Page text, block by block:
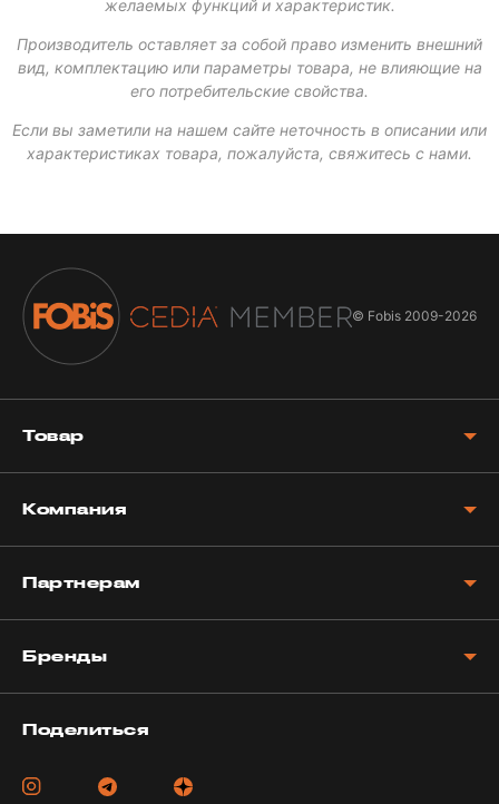
желаемых функций и характеристик.
Производитель оставляет за собой право изменить внешний
вид, комплектацию или параметры товара, не влияющие на
его потребительские свойства.
Если вы заметили на нашем сайте неточность в описании или
характеристиках товара, пожалуйста, свяжитесь с нами.
© Fobis 2009-2026
Товар
Компания
Партнерам
Бренды
Поделиться